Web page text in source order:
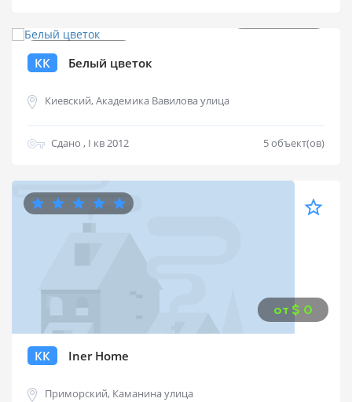
КК Белый цветок
Киевский, Академика Вавилова улица
Сдано , I кв 2012 5 объект(ов)
от $ 0
КК Iner Home
Приморский, Каманина улица